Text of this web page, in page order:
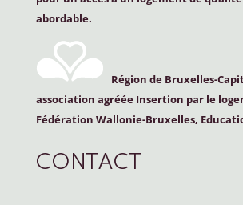
abordable.
Région de Bruxelles-
association agréée Insertion par le
Fédération Wallonie-Bruxelles,
CONTACT